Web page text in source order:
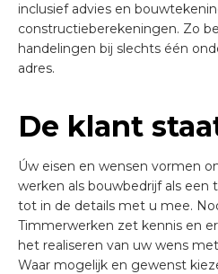
inclusief advies en
constructieberekeningen. Zo
handelingen bij slechts één
adres.
De klant
Úw eisen en wensen vormen
werken als bouwbedrijf als een
tot in de details met u mee.
Timmerwerken zet kennis en
het realiseren van uw wens
Waar mogelijk en gewenst